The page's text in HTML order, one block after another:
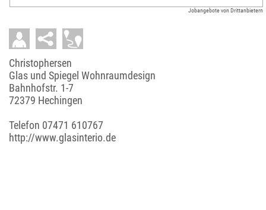
Jobangebote von Drittanbietern
Christophersen
Glas und Spiegel Wohnraumdesign
Bahnhofstr. 1-7
72379 Hechingen
Telefon 07471 610767
http://www.glasinterio.de